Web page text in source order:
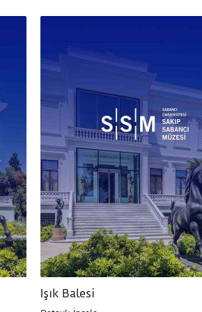
Işık Balesi